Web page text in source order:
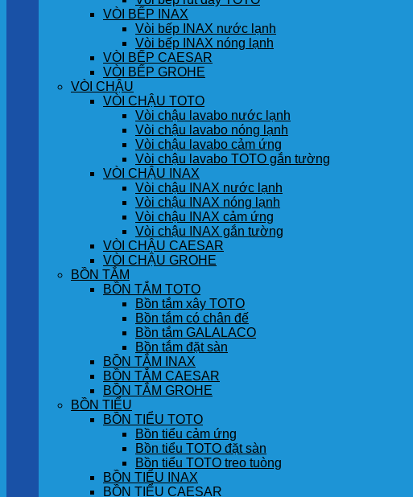
VÒI BẾP INAX
Vòi bếp INAX nước lạnh
Vòi bếp INAX nóng lạnh
VÒI BẾP CAESAR
VÒI BẾP GROHE
VÒI CHẬU
VÒI CHẬU TOTO
Vòi chậu lavabo nước lạnh
Vòi chậu lavabo nóng lạnh
Vòi chậu lavabo cảm ứng
Vòi chậu lavabo TOTO gắn tường
VÒI CHẬU INAX
Vòi chậu INAX nước lạnh
Vòi chậu INAX nóng lạnh
Vòi chậu INAX cảm ứng
Vòi chậu INAX gắn tường
VÒI CHẬU CAESAR
VÒI CHẬU GROHE
BỒN TẮM
BỒN TẮM TOTO
Bồn tắm xây TOTO
Bồn tắm có chân đế
Bồn tắm GALALACO
Bồn tắm đặt sàn
BỒN TẮM INAX
BỒN TẮM CAESAR
BỒN TẮM GROHE
BỒN TIỂU
BỒN TIỂU TOTO
Bồn tiểu cảm ứng
Bồn tiểu TOTO đặt sàn
Bồn tiểu TOTO treo tuòng
BỒN TIỂU INAX
BỒN TIỂU CAESAR